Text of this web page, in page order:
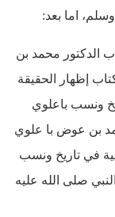
اما بعد:
الدكتور محمد بن
إظهار الحقيقة
ونسب باعلوي
بن عوض با علوي
في تاريخ ونسب
صلى الله عليه